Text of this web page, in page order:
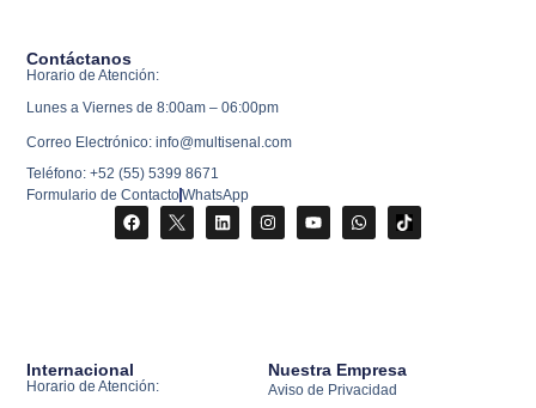
Nuestra Empresa
Aviso de Privacidad
Internacional
Horario de Atención:
Contáctanos
Horario de Atención:
Lunes a Viernes de 8:00am – 06:00pm
Correo Electrónico: info@multisenal.com
Teléfono: +52 (55) 5399 8671
Formulario de ContactoWhatsApp